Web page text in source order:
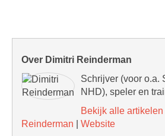
Over Dimitri Reinderman
Schrijver (voor o.a.
NHD), speler en
Bekijk alle
Reinderman
Website